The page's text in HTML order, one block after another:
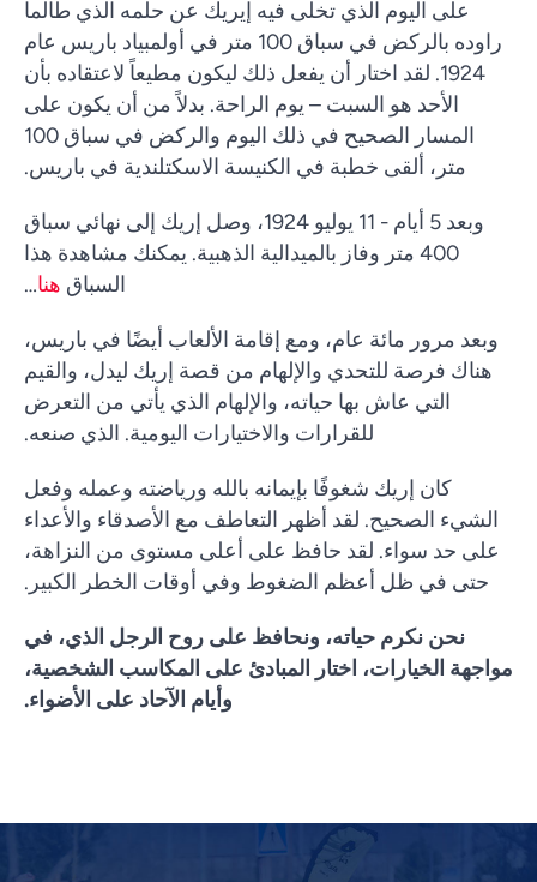
على اليوم الذي تخلى فيه إيريك عن حلمه الذي طالما
راوده بالركض في سباق 100 متر في أولمبياد باريس عام
1924. لقد اختار أن يفعل ذلك ليكون مطيعاً لاعتقاده بأن
الأحد هو السبت – يوم الراحة. بدلاً من أن يكون على
المسار الصحيح في ذلك اليوم والركض في سباق 100
متر، ألقى خطبة في الكنيسة الاسكتلندية في باريس.
وبعد 5 أيام - 11 يوليو 1924، وصل إريك إلى نهائي سباق
400 متر وفاز بالميدالية الذهبية. يمكنك مشاهدة هذا
السباق هنا…
وبعد مرور مائة عام، ومع إقامة الألعاب أيضًا في باريس،
هناك فرصة للتحدي والإلهام من قصة إريك ليدل، والقيم
التي عاش بها حياته، والإلهام الذي يأتي من التعرض
للقرارات والاختيارات اليومية. الذي صنعه.
كان إريك شغوفًا بإيمانه بالله ورياضته وعمله وفعل
الشيء الصحيح. لقد أظهر التعاطف مع الأصدقاء والأعداء
على حد سواء. لقد حافظ على أعلى مستوى من النزاهة،
حتى في ظل أعظم الضغوط وفي أوقات الخطر الكبير.
نحن نكرم حياته، ونحافظ على روح الرجل الذي، في
مواجهة الخيارات، اختار المبادئ على المكاسب الشخصية،
وأيام الآحاد على الأضواء.